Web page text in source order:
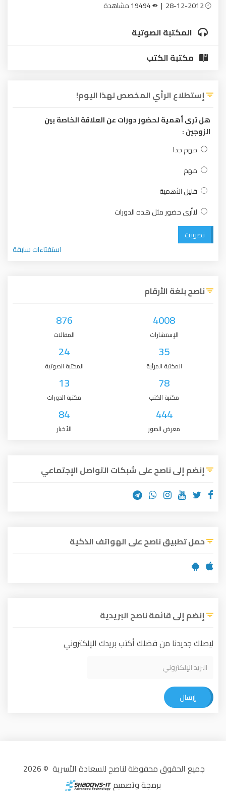
المكتبة الصوتية
مكتبة الكتب
إستطلاع الرأي المخصص لهذا اليوم!
هل ترى أهمية لحضور دورات عن العلاقة الخاصة بين
الزوجين :
مهم جدا
مهم
قليل الأهمية
لاأرى حضور مثل هذه الدورات
تصويت
استفتاءات سابقة
ناصح بلغة الأرقام
4008
الإستشارات
876
المقالات
35
المكتبة المرئية
24
المكتبة الصوتية
78
مكتبة الكتب
13
مكتبة الدورات
444
معرض الصور
84
الأخبار
إنضم إلى ناصح على شبكات التواصل الإجتماعي
حمل تطبيق ناصح على الهواتف الذكية
إنضم إلى قائمة ناصح البريدية
ليصلك جديدنا من فضلك أكتب بريدك الإلكتروني
إرسال
برمجة وتصميم